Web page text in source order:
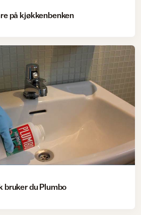
på kjøkkenbenken
bruker du Plumbo